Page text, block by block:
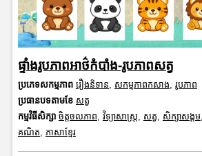
ផ្ទាំងរូបភាពអាថ៌កំបាំង-រូបភាពសត្វ
ប្រភេទសកម្មភាព រឿងនិទាន សកម្មភាពកសាង រូបភាព
ប្រធានបទតាមខែ សត្វ
កម្មវិធីសិក្សា ចិត្តចលភាព វិទ្យាសាស្រ្ត សត្វ សិក្សាសង្គម,
គណិត ភាសាខ្មែរ